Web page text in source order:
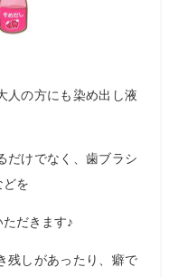
人の方にも染め出し液
だけでなく、歯ブラシ
どを
だきます♪
残しがあったり、癖で